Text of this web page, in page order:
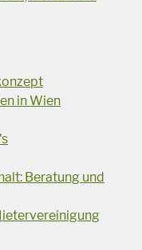
in Wien
Beratung und